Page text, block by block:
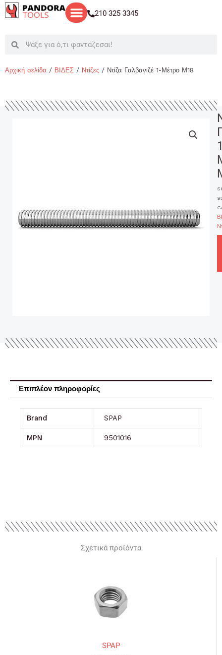
Μετάβαση
στο
210 325 3345
SearchSearch
Αρχική σελίδα / ΒΙΔΕΣ / Ντίζες / Ντίζα Γαλβανιζέ 1-Μέτρο Μ18
Επιπλέον πληροφορίες
Brand SPAP
MPN 9501016
Σχετικά προϊόντα
SPAP